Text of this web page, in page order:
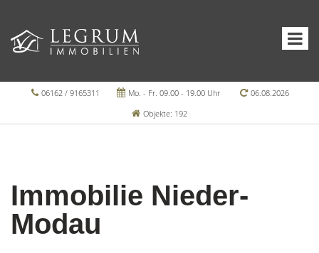
06162 / 9165311 Mo. - Fr. 09.00 - 19.00 Uhr
06.08.2026
Objekte: 192
Immobilie Nieder-
Modau